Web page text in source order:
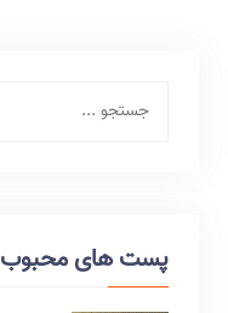
پست های محبوب